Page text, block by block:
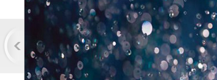
工程案例
企业资质
联系我们